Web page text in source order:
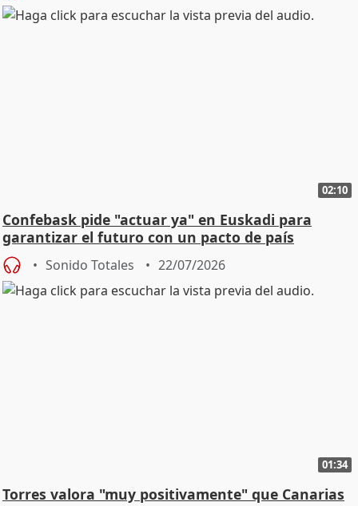
02:10
Confebask pide "actuar ya" en Euskadi para
garantizar el futuro con un pacto de país
Sonido Totales 22/07/2026
01:34
Torres valora "muy positivamente" que Canarias